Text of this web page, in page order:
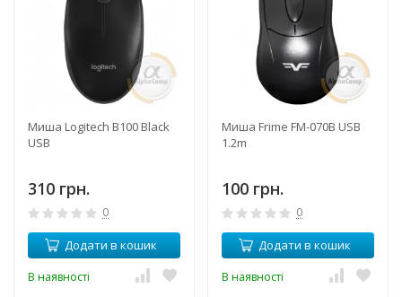
Миша Logitech B100 Black
USB
310 грн.
0
Додати в кошик
В наявності
Миша Frime FM-070B USB
1.2m
100 грн.
0
Додати в кошик
В наявності